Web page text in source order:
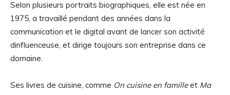
Selon plusieurs portraits biographiques, elle est née en
1975, a travaillé pendant des années dans la
communication et le digital avant de lancer son activité
dinfluenceuse, et dirige toujours son entreprise dans ce
domaine.
Ses livres de cuisine, comme On cuisine en familleet Ma